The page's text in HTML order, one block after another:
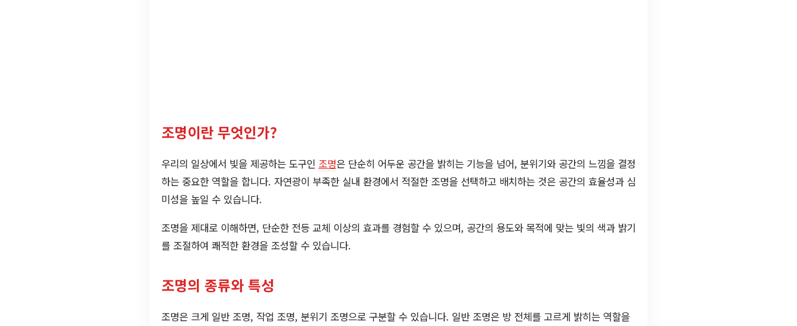
조명이란 무엇인가?
우리의 일상에서 빛을 제공하는 도구인 조명은 단순히 어두운 공간을 밝히는 기능을 넘어, 분위기와 공간의 느낌을 결정
하는 중요한 역할을 합니다. 자연광이 부족한 실내 환경에서 적절한 조명을 선택하고 배치하는 것은 공간의 효율성과 심
미성을 높일 수 있습니다.
조명을 제대로 이해하면, 단순한 전등 교체 이상의 효과를 경험할 수 있으며, 공간의 용도와 목적에 맞는 빛의 색과 밝기
를 조절하여 쾌적한 환경을 조성할 수 있습니다.
조명의 종류와 특성
조명은 크게 일반 조명, 작업 조명, 분위기 조명으로 구분할 수 있습니다. 일반 조명은 방 전체를 고르게 밝히는 역할을